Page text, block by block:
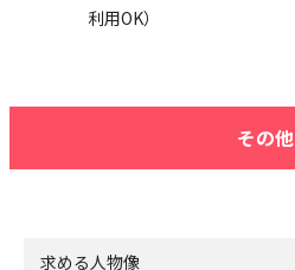
利用OK）
その他
求める人物像